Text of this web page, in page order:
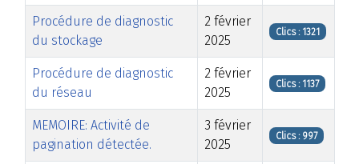
Procédure de diagnostic
du stockage
2 février
2025
Clics : 1321
Procédure de diagnostic
du réseau
2 février
2025
Clics : 1137
MEMOIRE: Activité de
pagination détectée.
3 février
2025
Clics : 997